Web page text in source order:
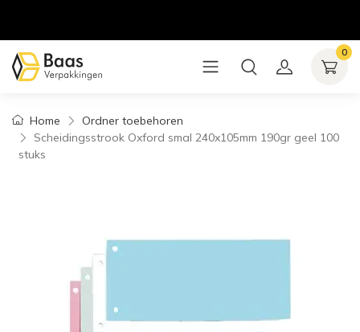
0
Home
Ordner toebehoren
Scheidingsstrook Oxford smal 240x105mm 190gr geel 100
stuks